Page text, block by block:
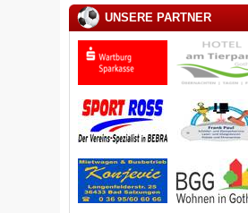
UNSERE PARTNER